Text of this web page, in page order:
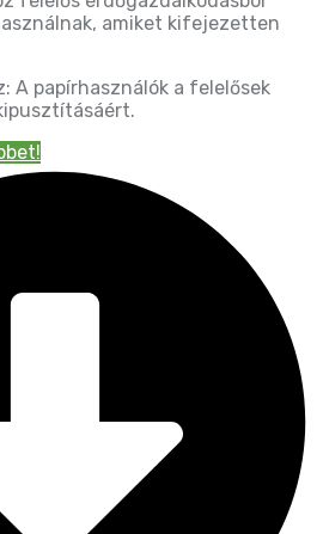
amiket kifejezetten
A papírhasználók a felelősek